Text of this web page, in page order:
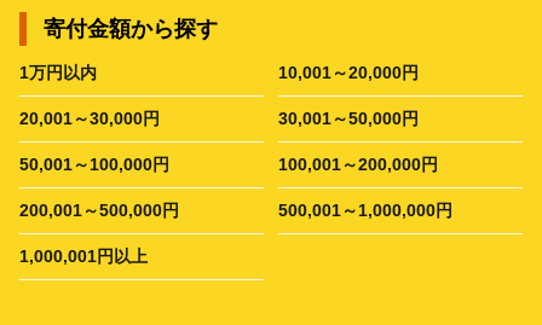
寄付金額から探す
1万円以内 10,001～20,000円
20,001～30,000円 30,001～50,000円
50,001～100,000円 100,001～200,000円
200,001～500,000円 500,001～1,000,000円
1,000,001円以上